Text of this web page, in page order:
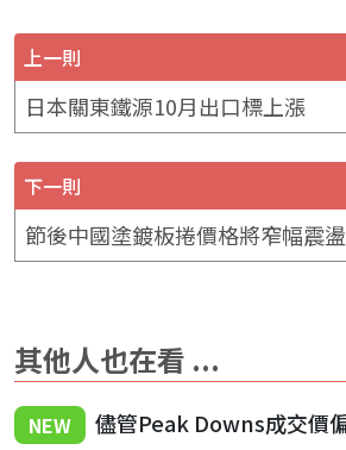
上一則
日本關東鐵源10月出口標上漲
下一則
節後中國塗鍍板捲價格將窄幅震盪
其他人也在看 ...
NEW